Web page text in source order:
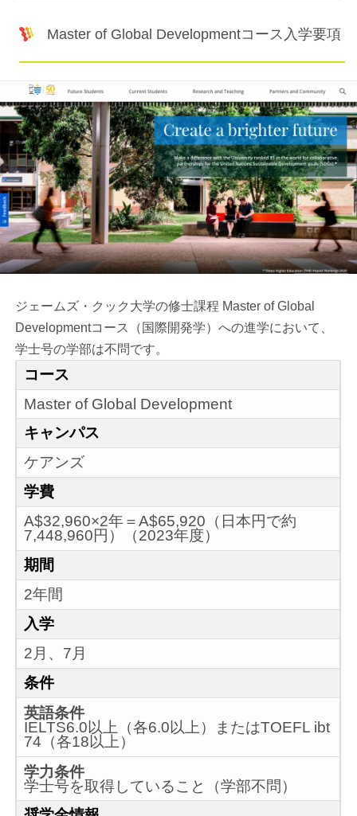
Master of Global Developmentコース入学要項
ジェームズ・クック大学の修士課程 Master of Global
Developmentコース（国際開発学）への進学において、
学士号の学部は不問です。
コース
Master of Global Development
キャンパス
ケアンズ
学費
A$32,960×2年＝A$65,920（日本円で約
7,448,960円）（2023年度）
期間
2年間
入学
2月、7月
条件
英語条件
IELTS6.0以上（各6.0以上）またはTOEFL ibt
74（各18以上）
学力条件
学士号を取得していること（学部不問）